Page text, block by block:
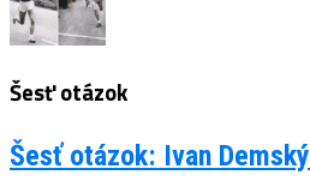
Šesť otázok
Šesť otázok: Ivan Demský